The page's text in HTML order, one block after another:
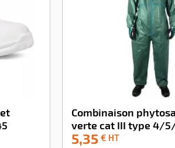
Combinaison
verte cat III type 4/
5,35 € HT
-100%